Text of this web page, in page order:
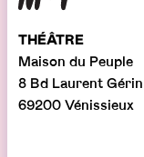
THÉÂTRE
Maison du Peuple
8 Bd Laurent Gérin
69200 Vénissieux